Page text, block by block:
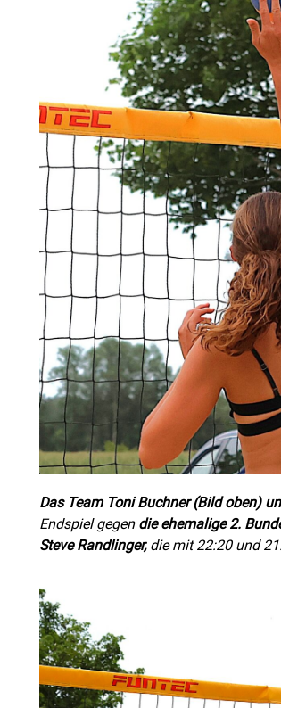
Das Team Toni Buchner (Bild oben)
Endspiel gegendie ehemalige 2.
Steve Randlinger,die mit 22:20 und